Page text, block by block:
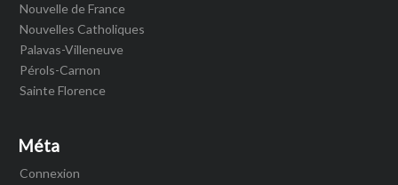
Nouvelle de France
Nouvelles Catholiques
Palavas-Villeneuve
Pérols-Carnon
Sainte Florence
Méta
Connexion